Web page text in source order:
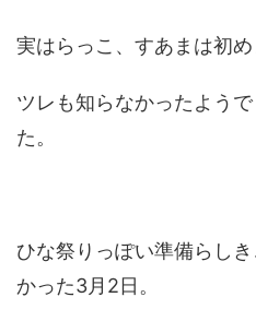
実はらっこ、すあまは初め
ツレも知らなかったよう
た。
ひな祭りっぽい準備らし
かった3月2日。